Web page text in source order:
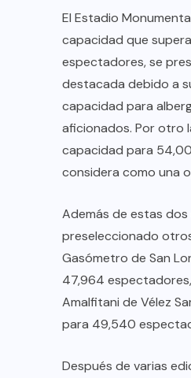
El Estadio
capacidad que
espectadores, se
destacada debido a
capacidad para
aficionados. Por otro
capacidad para
considera como una
Además de estas
preseleccionado
Gasómetro de San
47,964
Amalfitani de Vélez
para 49,540
Después de varias